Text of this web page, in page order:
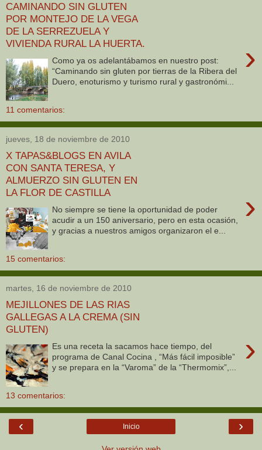
CAMINANDO SIN GLUTEN
POR MONTEJO DE LA VEGA
DE LA SERREZUELA Y
VIVIENDA RURAL LA HUERTA.
›
Como ya os adelantábamos en nuestro post:
“Caminando sin gluten por tierras de la Ribera del
Duero, enoturismo y turismo rural y gastronómi...
11 comentarios:
jueves, 18 de noviembre de 2010
X TAPAS&BLOGS EN AVILA
CON SANTA TERESA, Y
ALMUERZO SIN GLUTEN EN
LA FLOR DE CASTILLA
›
No siempre se tiene la oportunidad de poder
acudir a un 150 aniversario, pero en esta ocasión,
y gracias a nuestros amigos organizaron el e...
15 comentarios:
martes, 16 de noviembre de 2010
MEJILLONES DE LAS RIAS
GALLEGAS A LA CREMA (SIN
GLUTEN)
›
Es una receta la sacamos hace tiempo, del
programa de Canal Cocina , “Más fácil imposible”
y se prepara en la “Varoma” de la “Thermomix”,...
13 comentarios:
‹ ›
Inicio